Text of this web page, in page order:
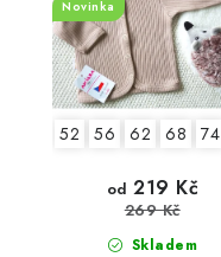
Novinka
52 56 62 68 74
Skladem
od 219 Kč
269 Kč